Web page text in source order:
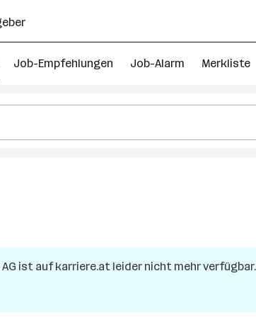
Job-Empfehlungen Job-Alarm Merkliste
ist auf karriere.at leider nicht mehr verfügbar.